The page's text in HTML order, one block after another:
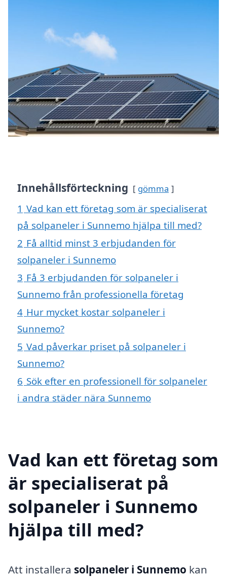
Innehållsförteckning gömma
1 Vad kan ett företag som är specialiserat
på solpaneler i Sunnemo hjälpa till med?
2 Få alltid minst 3 erbjudanden för
solpaneler i Sunnemo
3 Få 3 erbjudanden för solpaneler i
Sunnemo från professionella företag
4 Hur mycket kostar solpaneler i
Sunnemo?
5 Vad påverkar priset på solpaneler i
Sunnemo?
6 Sök efter en professionell för solpaneler
i andra städer nära Sunnemo
Vad kan ett företag som
är specialiserat på
solpaneler i Sunnemo
hjälpa till med?
Att installera solpaneler i Sunnemo kan